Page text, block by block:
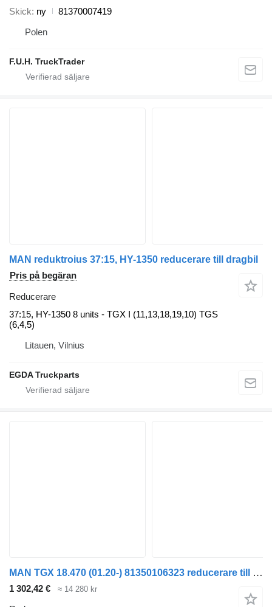
Skick ny
81370007419
Polen
F.U.H. TruckTrader
MAN reduktroius 37:15, HY-1350 reducerare till dragbil
Pris på begäran
Reducerare
37:15, HY-1350 8 units - TGX I (11,13,18,19,10) TGS
(6,4,5)
Litauen, Vilnius
EGDA Truckparts
MAN TGX 18.470 (01.20-) 81350106323 reducerare till MAN TGL, TGM, TGS, TGX (2020-) dragbil
1 302,42 € ≈ 14 280 kr